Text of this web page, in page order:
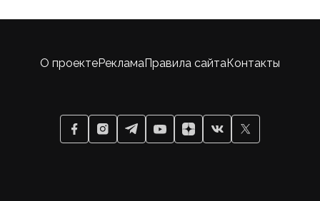
О проектеРекламаПравила сайтаКонтакты